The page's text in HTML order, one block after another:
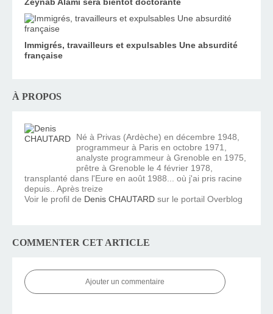
Immigrés, travailleurs et expulsables Une absurdité
française
À PROPOS
Né à Privas (Ardèche) en décembre 1948,
programmeur à Paris en octobre 1971,
analyste programmeur à Grenoble en 1975,
prêtre à Grenoble le 4 février 1978,
transplanté dans l'Eure en août 1988... où j'ai pris racine
depuis.. Après treize
Voir le profil de Denis CHAUTARD sur le portail Overblog
COMMENTER CET ARTICLE
Ajouter un commentaire